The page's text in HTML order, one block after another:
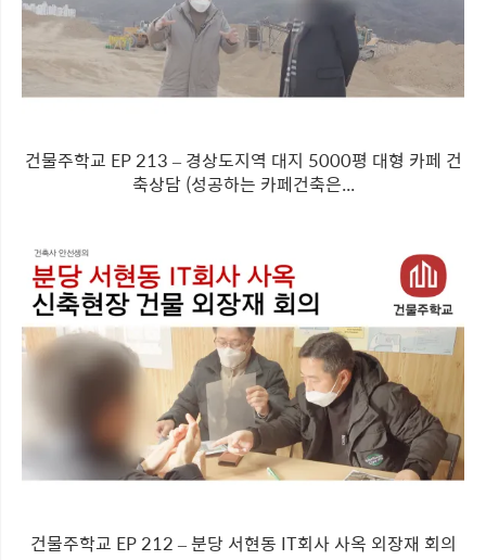
건물주학교 EP 213 – 경상도지역 대지 5000평 대형 카페 건
축상담 (성공하는 카페건축은...
건물주학교 EP 212 – 분당 서현동 IT회사 사옥 외장재 회의